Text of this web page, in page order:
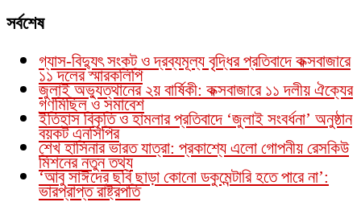
সর্বশেষ
গ্যাস-বিদ্যুৎ সংকট ও দ্রব্যমূল্য বৃদ্ধির প্রতিবাদে কক্সবাজারে
১১ দলের স্মারকলিপি
জুলাই অভ্যুত্থানের ২য় বার্ষিকী: কক্সবাজারে ১১ দলীয় ঐক্যের
গণমিছিল ও সমাবেশ
ইতিহাস বিকৃতি ও হামলার প্রতিবাদে ‘জুলাই সংবর্ধনা’ অনুষ্ঠান
বয়কট এনসিপির
শেখ হাসিনার ভারত যাত্রা: প্রকাশ্যে এলো গোপনীয় রেসকিউ
মিশনের নতুন তথ্য
‘আবু সাঈদের ছবি ছাড়া কোনো ডকুমেন্টারি হতে পারে না’:
ভারপ্রাপ্ত রাষ্ট্রপতি